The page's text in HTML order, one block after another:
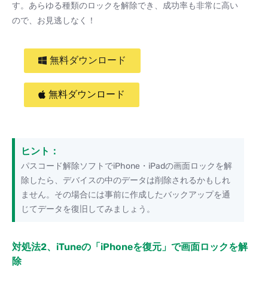
す。あらゆる種類のロックを解除でき、成功率も非常に高い
ので、お見逃しなく！
無料ダウンロード
無料ダウンロード
ヒント：
パスコード解除ソフトでiPhone・iPadの画面ロックを解
除したら、デバイスの中のデータは削除されるかもしれ
ません。その場合には事前に作成したバックアップを通
じてデータを復旧してみましょう。
対処法2、iTuneの「iPhoneを復元」で画面ロックを解
除